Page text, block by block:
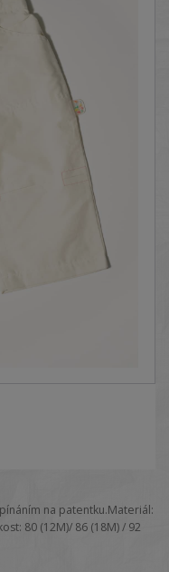
na patentku.Materiál:
80 (12M)/ 86 (18M) / 92